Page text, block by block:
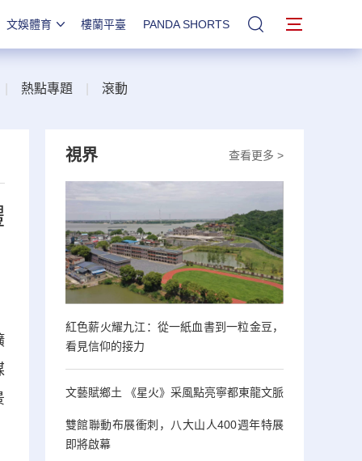
文娛體育 樓蘭平臺 PANDA SHORTS 站內搜索
熱點專題 滾動
查看更多 >
視界
紅色薪火耀九江：從一紙血書到一粒金豆，
看見信仰的接力
文藝賦鄉土 《星火》采風點亮寧都東龍文脈
雙館聯動布展衝刺，八大山人400週年特展
即將啟幕